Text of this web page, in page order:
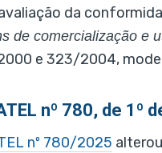
da
de comercialização e
e 323/2004,
nº 780, de
nº 780/2025